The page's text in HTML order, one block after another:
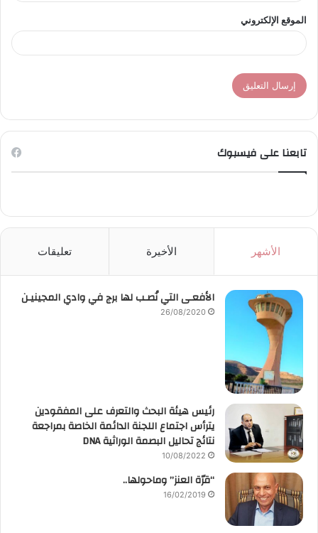
الموقع الإلكتروني
تابعنا على فيسبوك
الأشهر الأخيرة تعليقات
الأفعـى التي نُصـب لها برج في وادي المجينيـن
26/08/2020
رئيس هيئة البحث والتعرف على المفقودين
يترأس اجتماع اللجنة الدائمة الخاصة بمراجعة
نتائج تحاليل البصمة الوراثية DNA
10/08/2022
“قرّة العنز” وماحولها..
16/02/2019